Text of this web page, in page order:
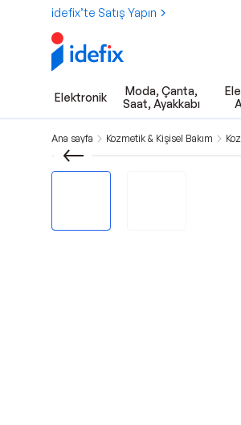
idefix’te Satış Yapın
Elektronik
Moda, Çanta,
Saat, Ayakkabı
Ana sayfa Kozmetik & Kişisel Bakım